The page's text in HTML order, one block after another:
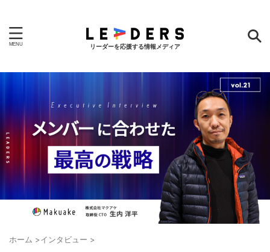
リーダーを応援する情報メディア
ホーム >インタビュー >